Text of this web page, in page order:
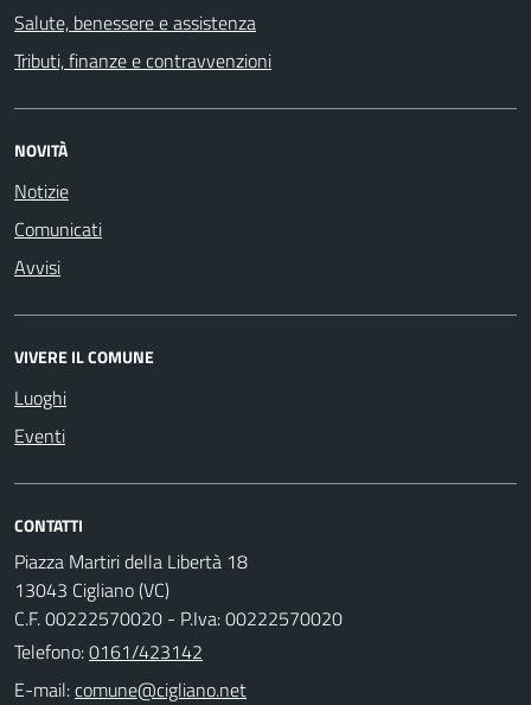
Salute, benessere e assistenza
Tributi, finanze e contravvenzioni
NOVITÀ
Notizie
Comunicati
Avvisi
VIVERE IL COMUNE
Luoghi
Eventi
CONTATTI
Piazza Martiri della Libertà 18
13043 Cigliano (VC)
C.F. 00222570020 - P.Iva: 00222570020
Telefono:0161/423142
E-mail: